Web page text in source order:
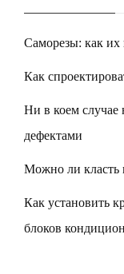
Саморезы: как их
Как
Ни в коем случае
дефектами
Можно ли класть
Как установить
блоков